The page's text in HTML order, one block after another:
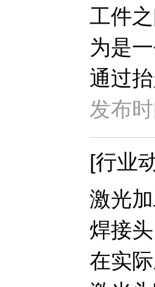
工件
为是
通过
发布
[行业
激光
焊接
在实